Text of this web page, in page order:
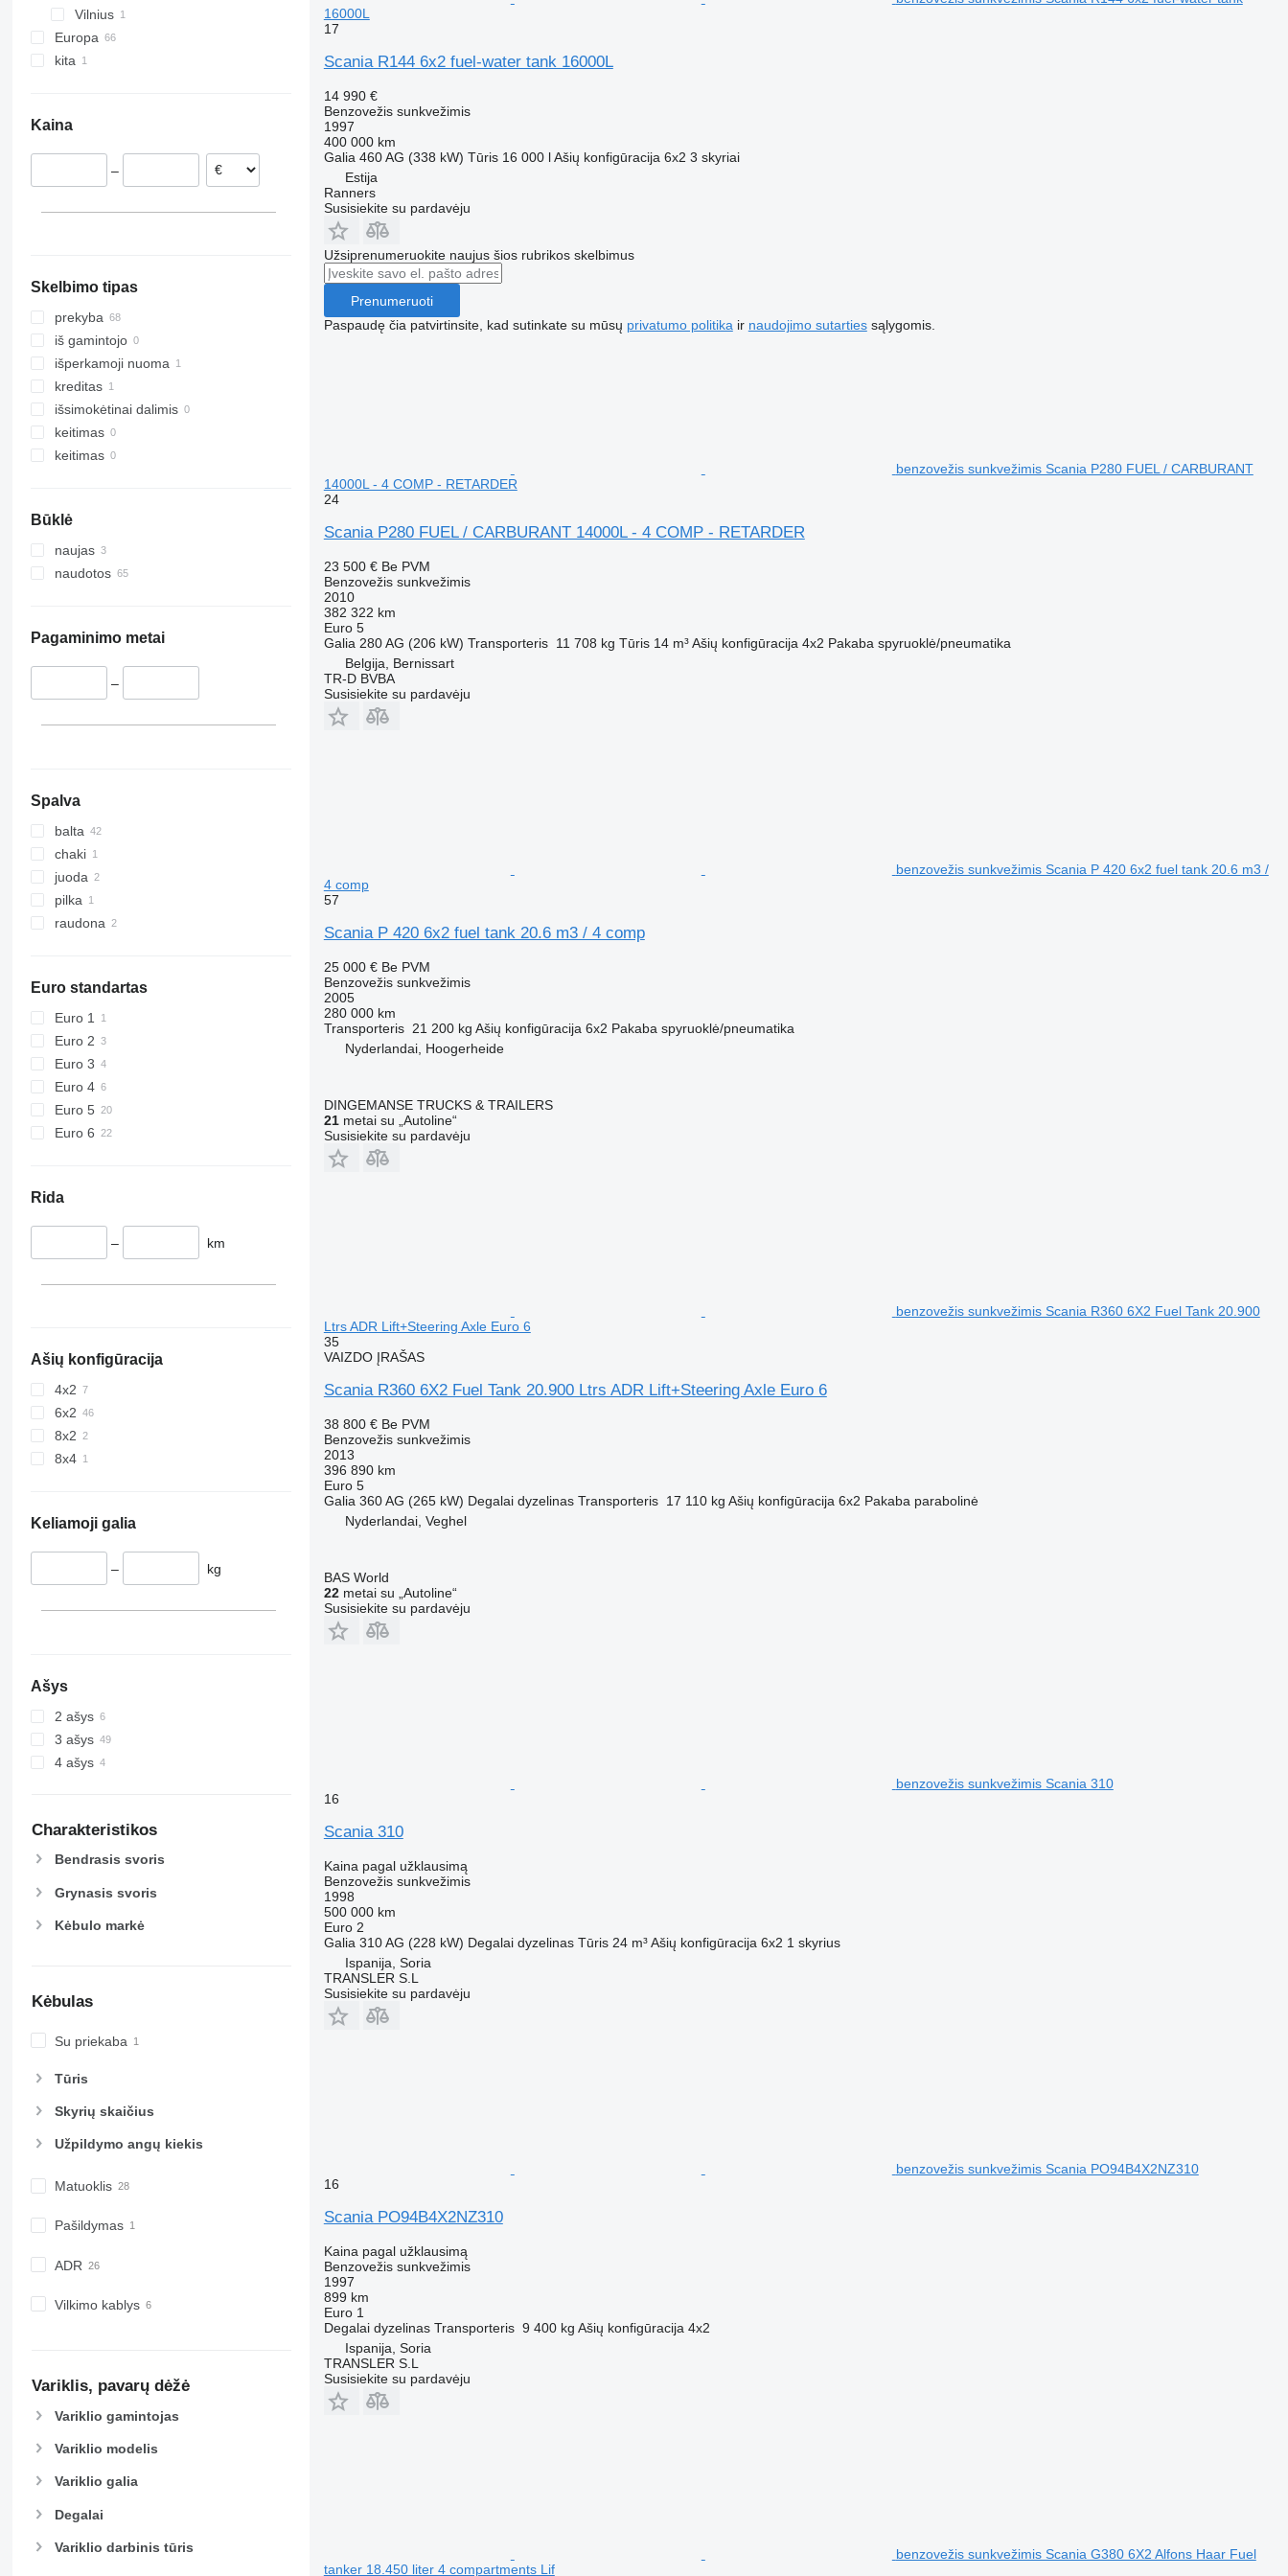
P380
P400
Vilnius
Europa
Lenkija
Jungtinė Karalystė
kita
Kaina
–
Skelbimo tipas
prekyba
iš gamintojo
išperkamoji nuoma
kreditas
išsimokėtinai dalimis
keitimas
keitimas
Būklė
naujas
naudotos
Pagaminimo metai
–
Spalva
balta
chaki
juoda
pilka
raudona
Euro standartas
Euro 1
Euro 2
Euro 3
Euro 4
Euro 5
Euro 6
Rida
– km
Ašių konfigūracija
4x2
6x2
8x2
8x4
Keliamoji galia
– kg
Ašys
2 ašys
3 ašys
4 ašys
Charakteristikos
Bendrasis svoris
Grynasis svoris
Kėbulo markė
Kėbulas
Su priekaba
Tūris
Skyrių skaičius
Užpildymo angų kiekis
Matuoklis
Pašildymas
ADR
Vilkimo kablys
Variklis, pavarų dėžė
Variklio gamintojas
Variklio modelis
Variklio galia
Degalai
Variklio darbinis tūris
16000L
17
Scania R144 6x2 fuel-water tank 16000L
14 990 €
Benzovežis sunkvežimis
1997
400 000 km
Galia 460 AG (338 kW) Tūris 16 000 l Ašių konfigūracija 6x2 3 skyriai
Estija
Ranners
Susisiekite su pardavėju
Užsiprenumeruokite naujus šios rubrikos skelbimus
Prenumeruoti
Paspaudę čia patvirtinsite, kad sutinkate su mūsų privatumo politika ir naudojimo sutartiessąlygomis.
benzovežis sunkvežimis Scania P280 FUEL / CARBURANT
14000L - 4 COMP - RETARDER
24
Scania P280 FUEL / CARBURANT 14000L - 4 COMP - RETARDER
23 500 € Be PVM
Benzovežis sunkvežimis
2010
382 322 km
Euro 5
Galia 280 AG (206 kW) Transporteris 11 708 kg Tūris 14 m³ Ašių konfigūracija 4x2 Pakaba spyruoklė/pneumatika
Belgija, Bernissart
TR-D BVBA
Susisiekite su pardavėju
benzovežis sunkvežimis Scania P 420 6x2 fuel tank 20.6 m3 /
4 comp
57
Scania P 420 6x2 fuel tank 20.6 m3 / 4 comp
25 000 € Be PVM
Benzovežis sunkvežimis
2005
280 000 km
Transporteris 21 200 kg Ašių konfigūracija 6x2 Pakaba spyruoklė/pneumatika
Nyderlandai, Hoogerheide
DINGEMANSE TRUCKS & TRAILERS
21metai su „Autoline“
Susisiekite su pardavėju
benzovežis sunkvežimis Scania R360 6X2 Fuel Tank 20.900
Ltrs ADR Lift+Steering Axle Euro 6
35
VAIZDO ĮRAŠAS
Scania R360 6X2 Fuel Tank 20.900 Ltrs ADR Lift+Steering Axle Euro 6
38 800 € Be PVM
Benzovežis sunkvežimis
2013
396 890 km
Euro 5
Galia 360 AG (265 kW) Degalai dyzelinas Transporteris 17 110 kg Ašių konfigūracija 6x2 Pakaba parabolinė
Nyderlandai, Veghel
BAS World
22metai su „Autoline“
Susisiekite su pardavėju
benzovežis sunkvežimis Scania 310
16
Scania 310
Kaina pagal užklausimą
Benzovežis sunkvežimis
1998
500 000 km
Euro 2
Galia 310 AG (228 kW) Degalai dyzelinas Tūris 24 m³ Ašių konfigūracija 6x2 1 skyrius
Ispanija, Soria
TRANSLER S.L
Susisiekite su pardavėju
benzovežis sunkvežimis Scania PO94B4X2NZ310
16
Scania PO94B4X2NZ310
Kaina pagal užklausimą
Benzovežis sunkvežimis
1997
899 km
Euro 1
Degalai dyzelinas Transporteris 9 400 kg Ašių konfigūracija 4x2
Ispanija, Soria
TRANSLER S.L
Susisiekite su pardavėju
benzovežis sunkvežimis Scania G380 6X2 Alfons Haar Fuel
tanker 18.450 liter 4 compartments Lif